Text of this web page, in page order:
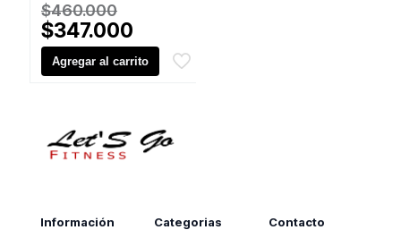
$460.000
precio
original
era:
$347.000
precio
actual
Agregar al carrito
Información Categorias
Contacto